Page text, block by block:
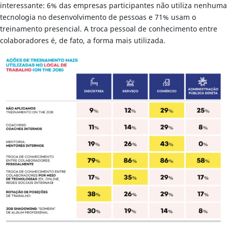
interessante: 6% das empresas participantes não utiliza nenhuma
tecnologia no desenvolvimento de pessoas e 71% usam o
treinamento presencial. A troca pessoal de conhecimento entre
colaboradores é, de fato, a forma mais utilizada.